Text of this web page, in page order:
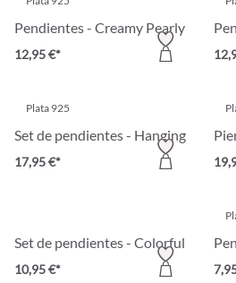
Pendientes - Creamy Pearly Pearl
12,95 €*
Plata 925
Set de pendientes - Hanging
17,95 €*
Set de pendientes - Colorful Enamel
10,95 €*